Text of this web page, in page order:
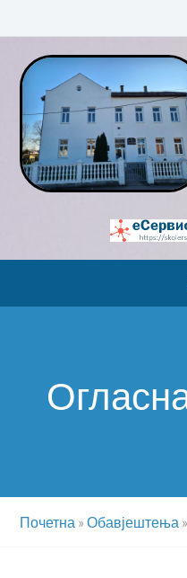
Почетна »Обавјештења »